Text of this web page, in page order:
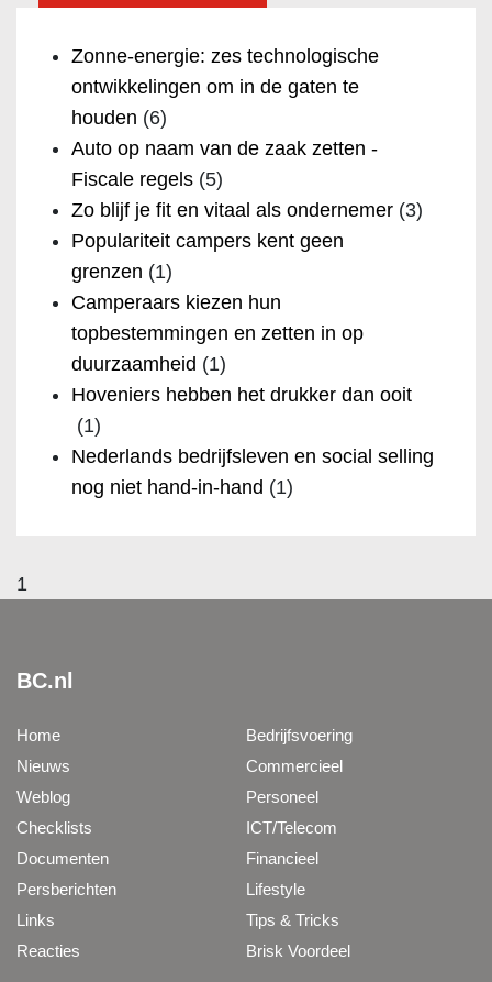
Zonne-energie: zes technologische
ontwikkelingen om in de gaten te
houden (6)
Auto op naam van de zaak zetten -
Fiscale regels (5)
Zo blijf je fit en vitaal als ondernemer (3)
Populariteit campers kent geen
grenzen (1)
Camperaars kiezen hun
topbestemmingen en zetten in op
duurzaamheid (1)
Hoveniers hebben het drukker dan ooit
(1)
Nederlands bedrijfsleven en social selling
nog niet hand-in-hand (1)
1
BC.nl
Home
Nieuws
Weblog
Checklists
Documenten
Persberichten
Links
Reacties
Bedrijfsvoering
Commercieel
Personeel
ICT/Telecom
Financieel
Lifestyle
Tips & Tricks
Brisk Voordeel